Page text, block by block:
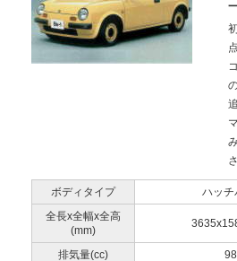
ボディタイプ ハッチ
全長x全幅x全高
(mm)
排気量(cc)